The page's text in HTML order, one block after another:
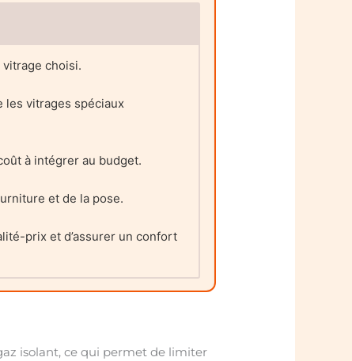
choisi.
les vitrages spéciaux
à intégrer au budget.
et de la pose.
prix et d’assurer un confort
isolant, ce qui permet de limiter